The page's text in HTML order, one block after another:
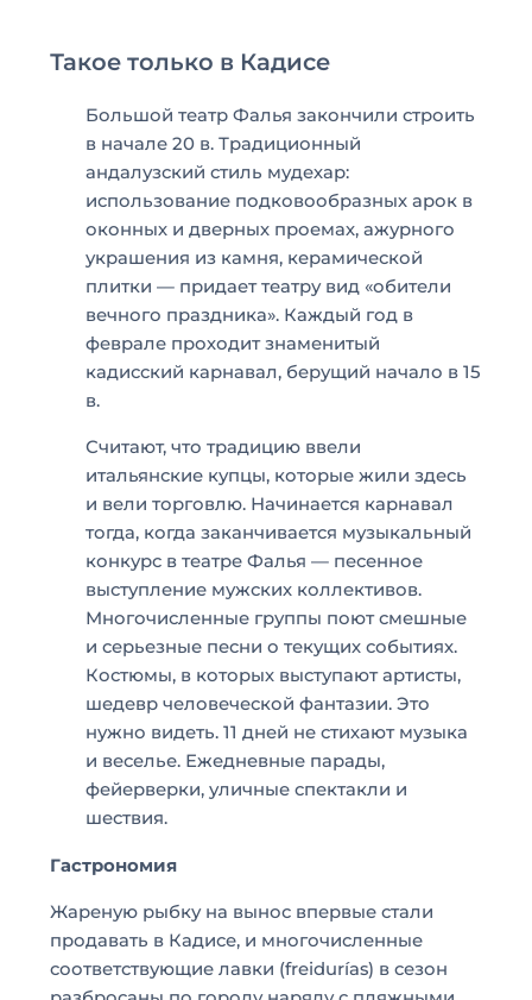
Такое только в Кадисе
Большой театр Фалья закончили строить
в начале 20 в. Традиционный
андалузский стиль мудехар:
использование подковообразных арок в
оконных и дверных проемах, ажурного
украшения из камня, керамической
плитки — придает театру вид «обители
вечного праздника». Каждый год в
феврале проходит знаменитый
кадисский карнавал, берущий начало в 15
в.
Считают, что традицию ввели
итальянские купцы, которые жили здесь
и вели торговлю. Начинается карнавал
тогда, когда заканчивается музыкальный
конкурс в театре Фалья — песенное
выступление мужских коллективов.
Многочисленные группы поют смешные
и серьезные песни о текущих событиях.
Костюмы, в которых выступают артисты,
шедевр человеческой фантазии. Это
нужно видеть. 11 дней не стихают музыка
и веселье. Ежедневные парады,
фейерверки, уличные спектакли и
шествия.
Гастрономия
Жареную рыбку на вынос впервые стали
продавать в Кадисе, и многочисленные
соответствующие лавки (freidurías) в сезон